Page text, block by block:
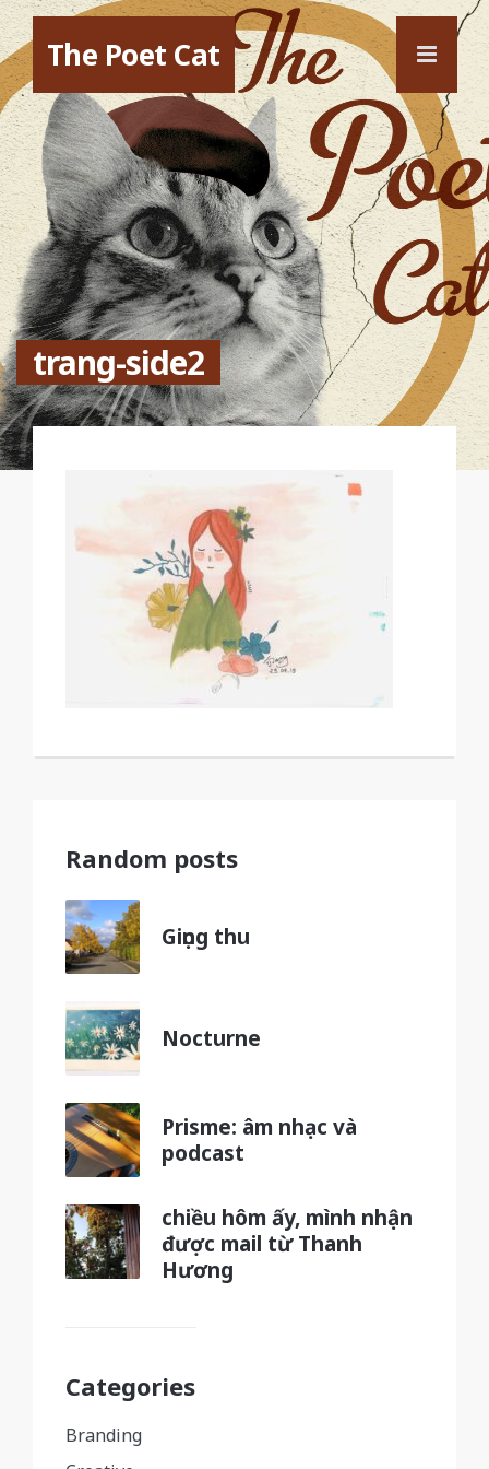
The Poet Cat
trang-side2
Random posts
Giọng thu
Nocturne
Prisme: âm nhạc và
podcast
chiều hôm ấy, mình nhận
được mail từ Thanh
Hương
Categories
Branding